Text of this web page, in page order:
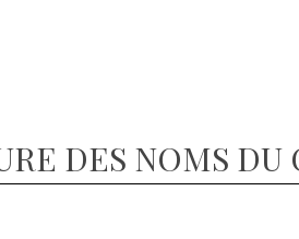
DES NOMS DU